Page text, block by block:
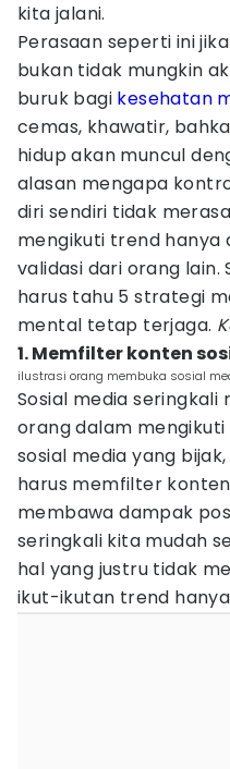
kita jalani.
Perasaan seperti ini
bukan tidak mungkin
buruk bagi kesehatan
cemas, khawatir,
hidup akan muncul
alasan mengapa
diri sendiri tidak
mengikuti trend hanya
validasi dari orang
harus tahu 5 strategi
mental tetap terjaga.
1. Memfilter konten
ilustrasi orang membuka sosial
Sosial media
orang dalam
sosial media yang
harus memfilter
membawa dampak
seringkali kita mudah
hal yang justru tidak
ikut-ikutan trend